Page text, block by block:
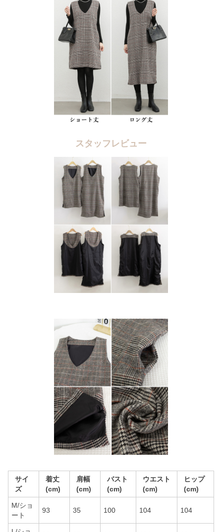
スタッフレビュー
サイ
ズ
着丈
(cm)
肩幅
(cm)
バスト
(cm)
ウエスト
(cm)
ヒップ
(cm)
M/ショ
ート
93 35 100 104 104